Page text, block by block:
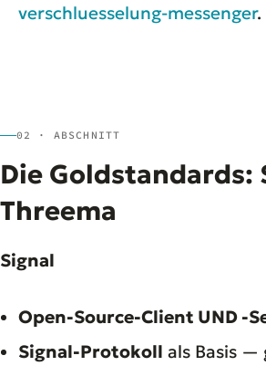
verschluesselung-messenger.
02 · ABSCHNITT
Die Goldstandards:
Threema
Signal
Open-Source-Client UND -
Signal-Protokoll als Basis —